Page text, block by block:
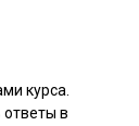
курса.
ответы в